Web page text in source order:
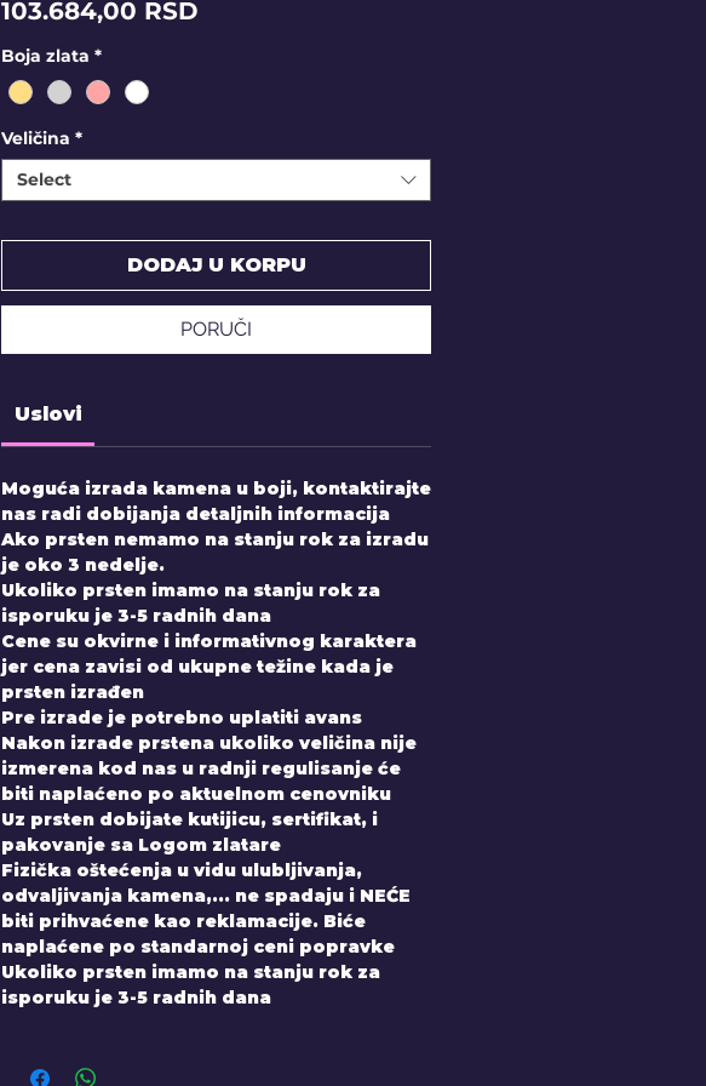
103.684,00 RSD
Boja zlata *
Veličina *
Select
DODAJ U KORPU
PORUČI
Uslovi
Moguća izrada kamena u boji, kontaktirajte
nas radi dobijanja detaljnih informacija
Ako prsten nemamo na stanju rok za izradu
je oko 3 nedelje.
Ukoliko prsten imamo na stanju rok za
isporuku je 3-5 radnih dana
Cene su okvirne i informativnog karaktera
jer cena zavisi od ukupne težine kada je
prsten izrađen
Pre izrade je potrebno uplatiti avans
Nakon izrade prstena ukoliko veličina nije
izmerena kod nas u radnji regulisanje će
biti naplaćeno po aktuelnom cenovniku
Uz prsten dobijate kutijicu, sertifikat, i
pakovanje sa Logom zlatare
Fizička oštećenja u vidu ulubljivanja,
odvaljivanja kamena,... ne spadaju i NEĆE
biti prihvaćene kao reklamacije. Biće
naplaćene po standarnoj ceni popravke
Ukoliko prsten imamo na stanju rok za
isporuku je 3-5 radnih dana